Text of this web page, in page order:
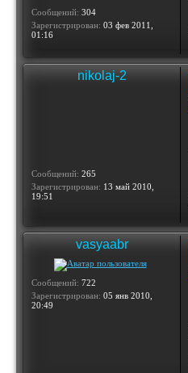
Сообщений: 304
Зарегистрирован: 03 фев 2011,
01:16
nikolaj-2
Сообщений: 265
Зарегистрирован: 13 май 2010,
19:51
vasyaabr
Сообщений: 722
Зарегистрирован: 05 янв 2010,
20:49